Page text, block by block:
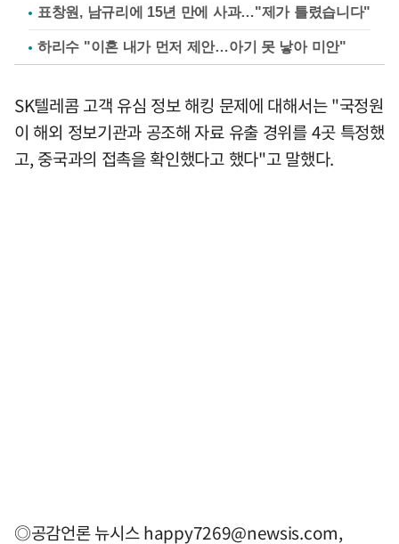
표창원, 남규리에 15년 만에 사과…"제가 틀렸습니다"
하리수 "이혼 내가 먼저 제안…아기 못 낳아 미안"
SK텔레콤 고객 유심 정보 해킹 문제에 대해서는 "국정원
이 해외 정보기관과 공조해 자료 유출 경위를 4곳 특정했
고, 중국과의 접촉을 확인했다고 했다"고 말했다.
◎공감언론 뉴시스happy7269@newsis.com,